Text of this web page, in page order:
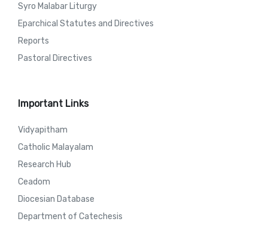
Syro Malabar Liturgy
Eparchical Statutes and Directives
Reports
Pastoral Directives
Important Links
Vidyapitham
Catholic Malayalam
Research Hub
Ceadom
Diocesian Database
Department of Catechesis